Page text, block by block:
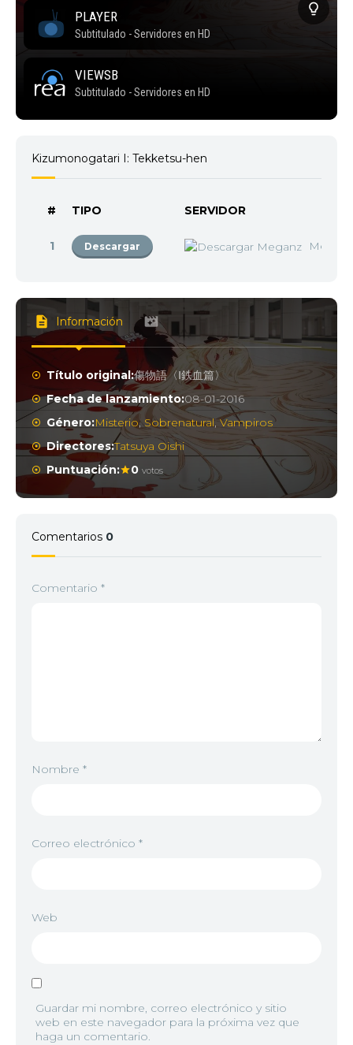
Kizumonogatari I: Tekketsu-hen
# TIPO SERVIDOR
1 Descargar Meganz
Información
Título original:傷物語〈Ⅰ鉄血篇〉
Fecha de lanzamiento:08-01-2016
Género:Misterio, Sobrenatural,Vampiros
Directores:Tatsuya Oishi
Puntuación:
0 votos
Comentarios 0
Comentario *
Nombre *
Correo electrónico *
Web
Guardar mi nombre, correo electrónico y sitio
web en este navegador para la próxima vez que
haga un comentario.